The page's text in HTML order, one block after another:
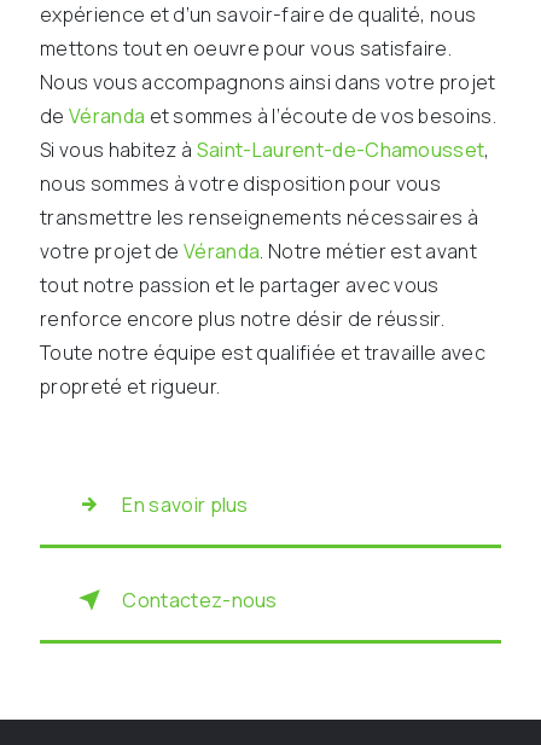
expérience et d’un savoir-faire de qualité, nous
mettons tout en oeuvre pour vous satisfaire.
Nous vous accompagnons ainsi dans votre projet
de Véranda et sommes à l’écoute de vos besoins.
Si vous habitez à Saint-Laurent-de-Chamousset,
nous sommes à votre disposition pour vous
transmettre les renseignements nécessaires à
votre projet deVéranda. Notre métier est avant
tout notre passion et le partager avec vous
renforce encore plus notre désir de réussir.
Toute notre équipe est qualifiée et travaille avec
propreté et rigueur.
En savoir plus
Contactez-nous